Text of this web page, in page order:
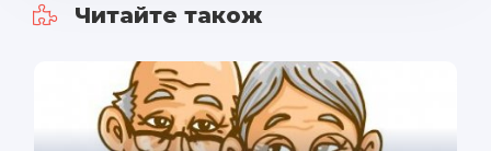
Читайте також